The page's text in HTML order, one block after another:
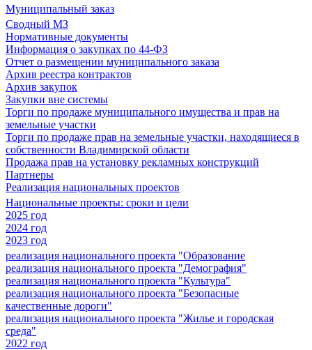
Муниципальный заказ
Сводный МЗ
Нормативные документы
Информация о закупках по 44-ФЗ
Отчет о размещении муниципального заказа
Архив реестра контрактов
Архив закупок
Закупки вне системы
Торги по продаже муниципального имущества и прав на
земельные участки
Торги по продаже прав на земельные участки, находящиеся в
собственности Владимирской области
Продажа прав на установку рекламных конструкций
Партнеры
Реализация национальных проектов
Национальные проекты: сроки и цели
2025 год
2024 год
2023 год
реализация национального проекта "Образование
реализация национального проекта "Демография"
реализация национального проекта "Культура"
реализация национального проекта "Безопасные
качественные дороги"
реализация национального проекта "Жилье и городская
среда"
2022 год